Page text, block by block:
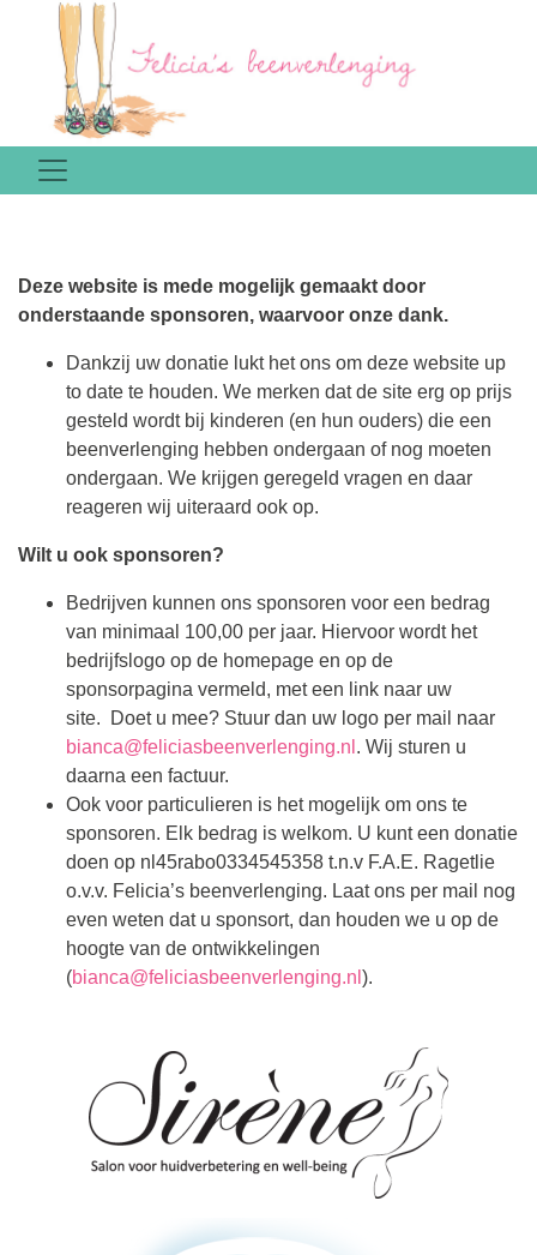
Deze website is mede mogelijk gemaakt door
onderstaande sponsoren, waarvoor onze dank.
Dankzij uw donatie lukt het ons om deze website up
to date te houden. We merken dat de site erg op prijs
gesteld wordt bij kinderen (en hun ouders) die een
beenverlenging hebben ondergaan of nog moeten
ondergaan. We krijgen geregeld vragen en daar
reageren wij uiteraard ook op.
Wilt u ook sponsoren?
Bedrijven kunnen ons sponsoren voor een bedrag
van minimaal 100,00 per jaar. Hiervoor wordt het
bedrijfslogo op de homepage en op de
sponsorpagina vermeld, met een link naar uw
site. Doet u mee? Stuur dan uw logo per mail naar
bianca@feliciasbeenverlenging.nl . Wij sturen u
daarna een factuur.
Ook voor particulieren is het mogelijk om ons te
sponsoren. Elk bedrag is welkom. U kunt een donatie
doen op nl45rabo0334545358 t.n.v F.A.E. Ragetlie
o.v.v. Felicia’s beenverlenging. Laat ons per mail nog
even weten dat u sponsort, dan houden we u op de
hoogte van de ontwikkelingen
(bianca@feliciasbeenverlenging.nl ).